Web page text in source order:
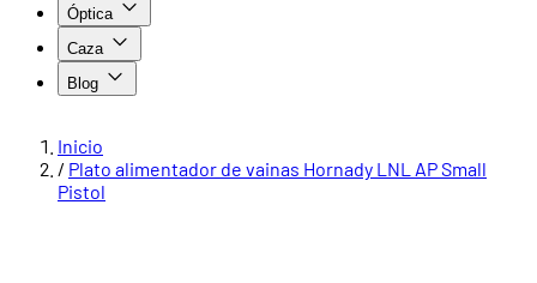
Óptica
Caza
Blog
Inicio
/ Plato alimentador de vainas Hornady LNL AP Small
Pistol